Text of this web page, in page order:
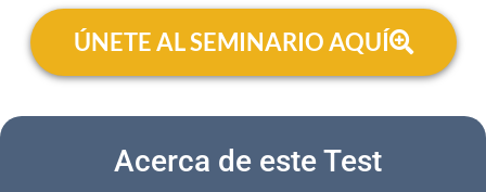
ÚNETE AL SEMINARIO AQUÍ
Acerca de este Test